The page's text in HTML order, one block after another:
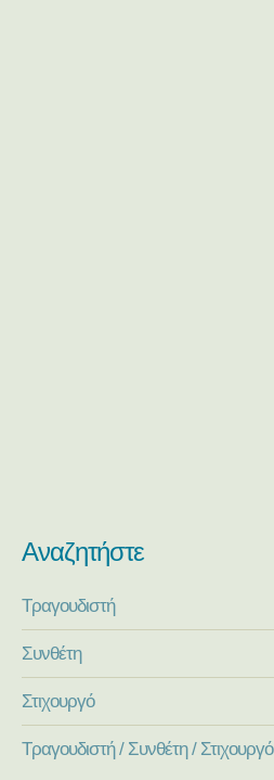
Αναζητήστε
Τραγουδιστή
Συνθέτη
Στιχουργό
Τραγουδιστή / Συνθέτη / Στιχουργό